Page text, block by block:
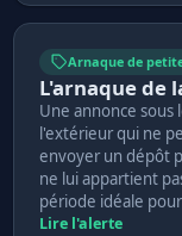
Arnaque de
L'arnaque de
Une annonce sous
l'extérieur qui ne
envoyer un dépôt
ne lui appartient
période idéale
Lire l'alerte